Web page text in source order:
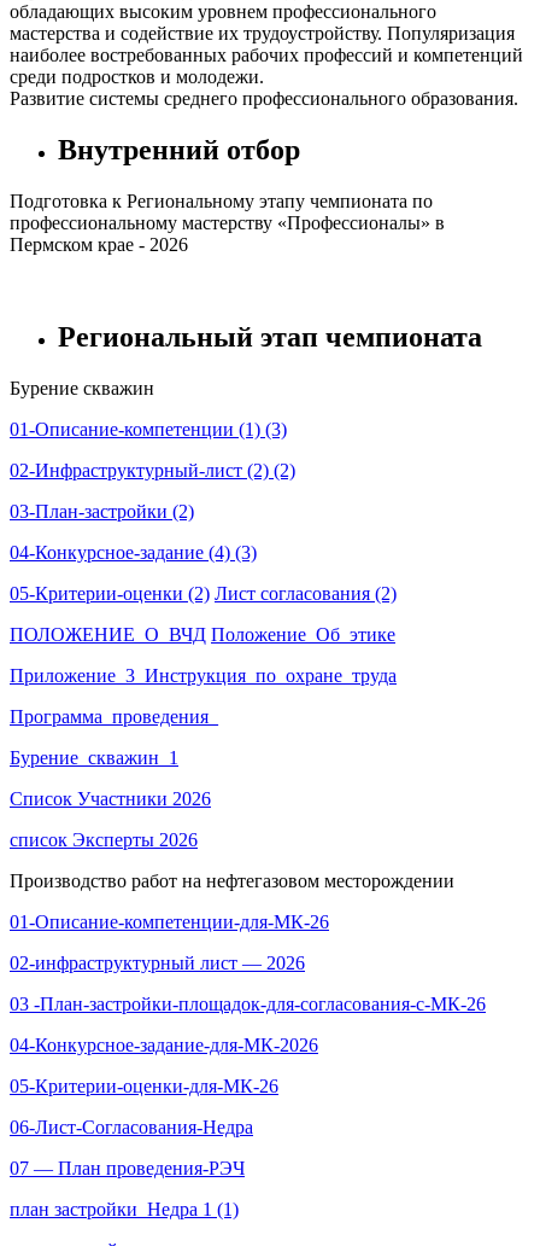
обладающих высоким уровнем профессионального
мастерства и содействие их трудоустройству. Популяризация
наиболее востребованных рабочих профессий и компетенций
среди подростков и молодежи.
Развитие системы среднего профессионального образования.
Внутренний отбор
Подготовка к Региональному этапу чемпионата по
профессиональному мастерству «Профессионалы» в
Пермском крае - 2026
Региональный этап чемпионата
Бурение скважин
01-Описание-компетенции (1) (3)
02-Инфраструктурный-лист (2) (2)
03-План-застройки (2)
04-Конкурсное-задание (4) (3)
05-Критерии-оценки (2) Лист согласования (2)
ПОЛОЖЕНИЕ_О_ВЧД Положение_Об_этике
Приложение_3_Инструкция_по_охране_труда
Программа_проведения_
Бурение_скважин_1
Список Участники 2026
список Эксперты 2026
Производство работ на нефтегазовом месторождении
01-Описание-компетенции-для-МК-26
02-инфраструктурный лист — 2026
03 -План-застройки-площадок-для-согласования-с-МК-26
04-Конкурсное-задание-для-МК-2026
05-Критерии-оценки-для-МК-26
06-Лист-Согласования-Недра
07 — План проведения-РЭЧ
план застройки_Недра 1 (1)